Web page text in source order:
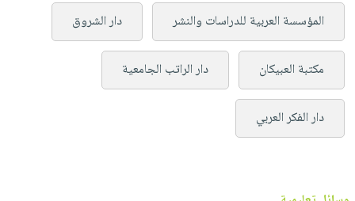
المؤسسة العربية للدراسات والنشر دار الشروق
مكتبة العبيكان دار الراتب الجامعية
دار الفكر العربي